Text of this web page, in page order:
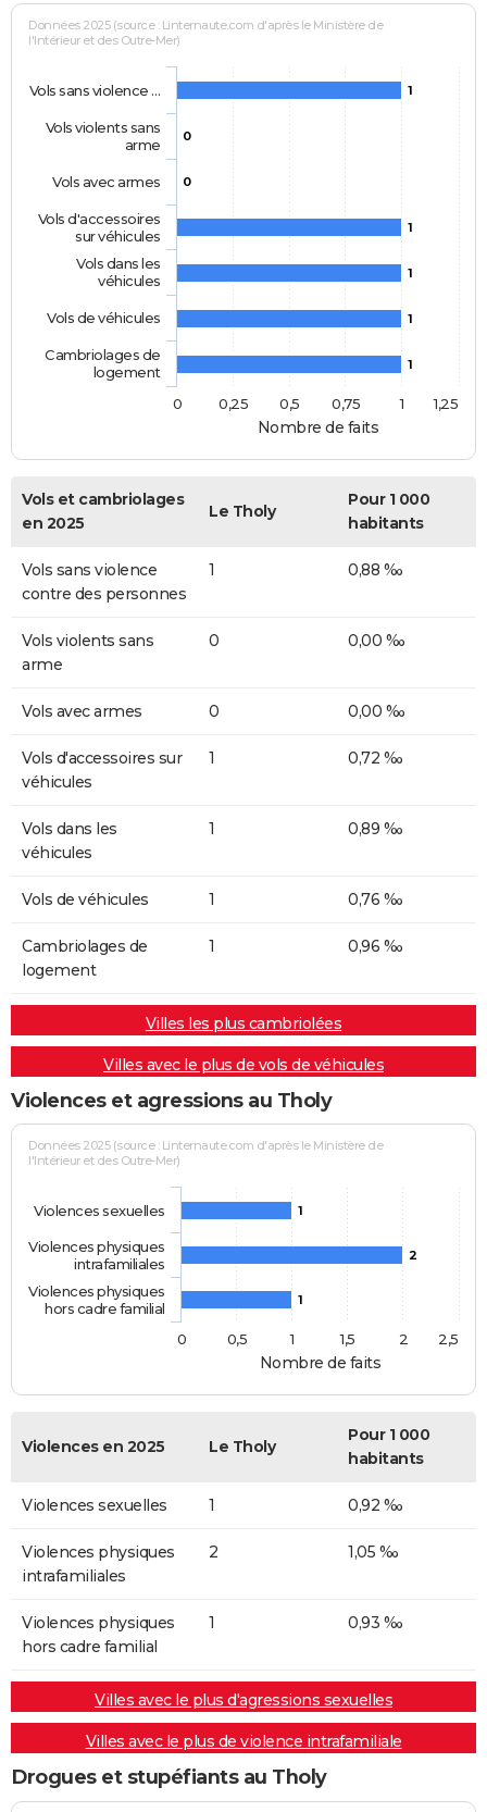
Nombre de faits
Données 2025 (source : Linternaute.com d'après le Ministère de
l'Intérieur et des Outre-Mer)
1
0
0
1
1
1
1
Vols sans violence …
Vols violents sans
arme
Vols avec armes
Vols d'accessoires
sur véhicules
Vols dans les
véhicules
Vols de véhicules
Cambriolages de
logement
0
1
0,25 0,5 0,75 1,25
Vols et cambriolages
en 2025
Le Tholy
Pour 1 000
habitants
Vols sans violence
contre des personnes
1 0,88 ‰
Vols violents sans
arme
0 0,00 ‰
Vols avec armes 0 0,00 ‰
Vols d'accessoires sur
véhicules
1 0,72 ‰
Vols dans les
véhicules
1 0,89 ‰
Vols de véhicules 1 0,76 ‰
Cambriolages de
logement
1 0,96 ‰
Villes les plus cambriolées
Villes avec le plus de vols de véhicules
Violences et agressions au Tholy
Nombre de faits
Données 2025 (source : Linternaute.com d'après le Ministère de
l'Intérieur et des Outre-Mer)
1
2
1
Violences sexuelles
Violences physiques
intrafamiliales
Violences physiques
hors cadre familial
0
0,5 1 1,5 2 2,5
Violences en 2025 Le Tholy
Pour 1 000
habitants
Violences sexuelles 1 0,92 ‰
Violences physiques
intrafamiliales
2 1,05 ‰
Violences physiques
hors cadre familial
1 0,93 ‰
Villes avec le plus d'agressions sexuelles
Villes avec le plus de violence intrafamiliale
Drogues et stupéfiants au Tholy